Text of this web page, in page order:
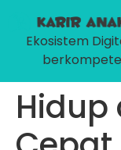
Ekosistem
Hidup